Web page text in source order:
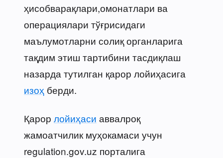
ҳисобварақлари,омонатлари ва
операциялари тўғрисидаги
маълумотларни солиқ органларига
тақдим этиш тартибини тасдиқлаш
назарда тутилган қарор лойиҳасига
изоҳ берди.
Қарор лойиҳаси аввалроқ
жамоатчилик муҳокамаси учун
regulation.gov.uz порталига